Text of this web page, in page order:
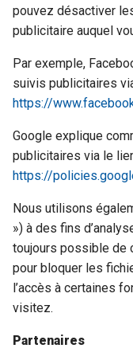
pouvez désactiver
publicitaire auquel
Par exemple,
suivis publicitaires
https://
Google explique
publicitaires via le
https://
Nous utilisons
») à des fins
toujours possible de
pour bloquer les
l’accès à certaines
visitez.
Partenaires